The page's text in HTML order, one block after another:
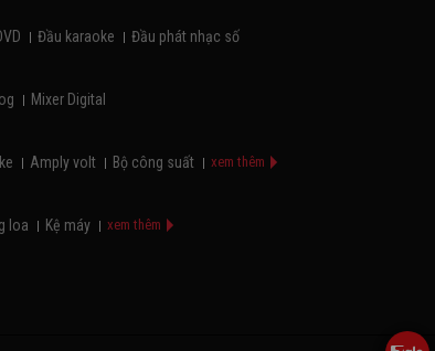
Đầu karaoke Đầu phát nhạc số
Mixer Digital
Amply volt Bộ công suất xem thêm
loa Kệ máy xem thêm